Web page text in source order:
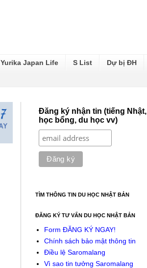
Yurika Japan Life S List Dự bị ĐH
Đăng ký nhận tin (tiếng Nhật,
học bổng, du học vv)
TÌM THÔNG TIN DU HỌC NHẬT BẢN
ĐĂNG KÝ TƯ VẤN DU HỌC NHẬT BẢN
Form ĐĂNG KÝ NGAY!
Chính sách bảo mật thông tin
Điều lệ Saromalang
Vì sao tin tưởng Saromalang